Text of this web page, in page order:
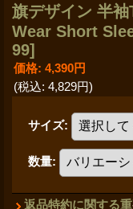
旗デザイン 半
Wear Short
99]
価格: 4,390円
(税込: 4,829円)
サイズ:
数量:
返品特約に関する